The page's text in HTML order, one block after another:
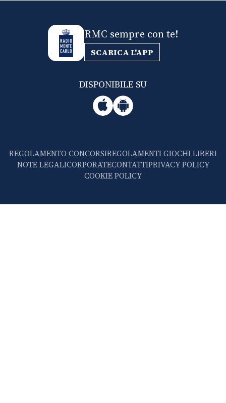
RMC sempre con te!
SCARICA L'APP
DISPONIBILE SU
REGOLAMENTO CONCORSIREGOLAMENTI GIOCHI LIBERI
NOTE LEGALICORPORATECONTATTIPRIVACY POLICY
COOKIE POLICY